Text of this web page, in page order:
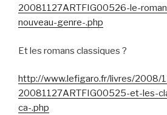
20081127ARTFIG00526-le-
nouveau-genre-.php
Et les romans classiques ?
http://www.lefigaro.fr/livres/2008/
20081127ARTFIG00525-et-les-
ca-.php